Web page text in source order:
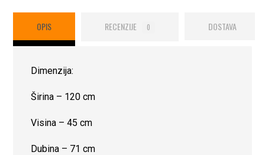
OPIS RECENZIJE 0 DOSTAVA
Dimenzija:
Širina – 120 cm
Visina – 45 cm
Dubina – 71 cm